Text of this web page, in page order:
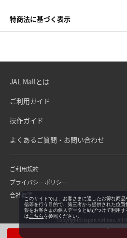
特商法に基づく表示
JAL Mallとは
ご利用ガイド
操作ガイド
よくあるご質問・お問い合わせ
ご利用規約
プライバシーポリシー
会社概要
Copyright©Japan Airlines. All
このサイトでは、お客さまに適したお得な商
信等を行う目的で、第三者から提供された位
報をお客さまの個人データと結びつけて利用す
は こちらを参照ください。